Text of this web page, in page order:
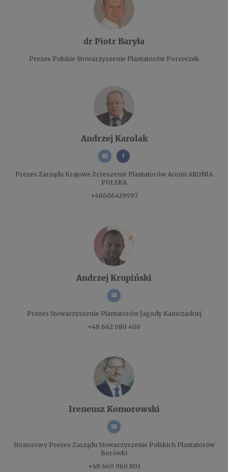
dr Piotr Baryła
Prezes Polskie Stowarzyszenie Plantatorów Porzeczek
Andrzej Karolak
Prezes Zarządu Krajowe Zrzeszenie Plantatorów Aronii ARONIA
POLSKA
+48606429997
Andrzej Krupiński
Prezes Stowarzyszenie Plantatorów Jagody Kamczackiej
+48 662 080 400
Ireneusz Komorowski
Honorowy Prezes ZarząduStowarzyszenie Polskich Plantatorów
Borówki
+48 660 960 801